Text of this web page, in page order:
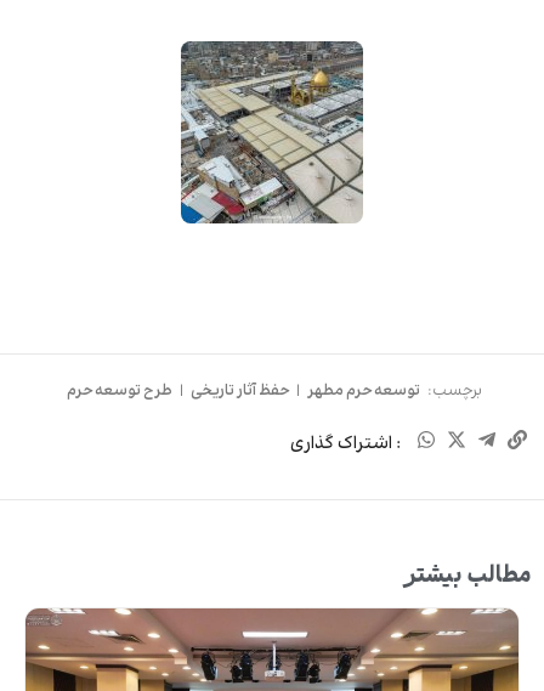
برچسب: توسعه حرم مطهر | حفظ آثار تاریخی | طرح توسعه حرم
: اشتراک گذاری
مطالب بیشتر